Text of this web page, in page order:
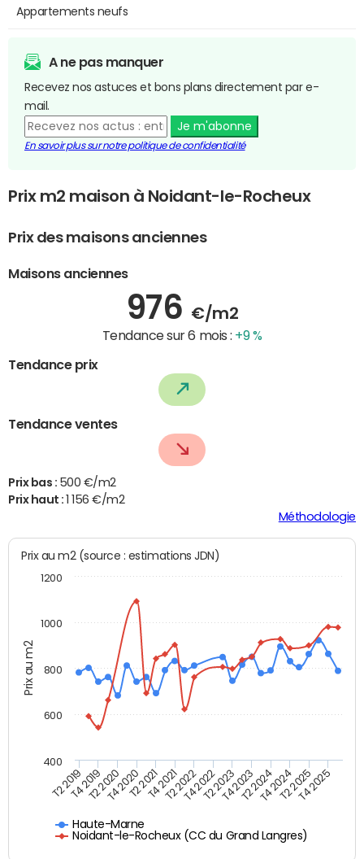
Appartements neufs
A ne pas manquer
Recevez nos astuces et bons plans directement par e-
mail.
Je m'abonne
En savoir plus sur notre politique de confidentialité
Prix m2 maison à Noidant-le-Rocheux
Prix des maisons anciennes
Maisons anciennes
976 €/m2
Tendance sur 6 mois : +9 %
Tendance prix
Tendance ventes
Prix bas : 500 €/m2
Prix haut :
1 156 €/m2
Méthodologie
Prix au m2
Prix au m2 (source : estimations JDN)
Haute-Marne
Noidant-le-Rocheux (CC du Grand Langres)
T2 2019T4 2019T2 2020T4 2020T2 2021T4 2021T2 2022T4 2022T2 2023T4 2023T2 2024T4 2024T2 2025T4 2025
400
600
800
1000
1200